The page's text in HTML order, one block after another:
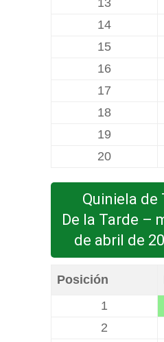
13
14
15
16
17
18
19
20
Quiniela de
De la Tarde –
de abril de
Posición
1
2